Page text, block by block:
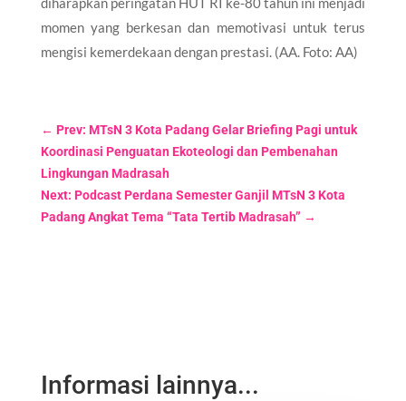
momen yang berkesan dan memotivasi untuk terus
mengisi kemerdekaan dengan prestasi. (AA. Foto: AA)
← Prev: MTsN 3 Kota Padang Gelar Briefing Pagi untuk
Koordinasi Penguatan Ekoteologi dan Pembenahan
Lingkungan Madrasah
Next: Podcast Perdana Semester Ganjil MTsN 3 Kota
Padang Angkat Tema “Tata Tertib Madrasah” →
Informasi lainnya...